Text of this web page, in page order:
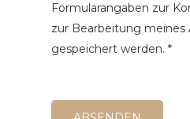
Formularangaben zur
zur Bearbeitung meines
gespeichert werden. *